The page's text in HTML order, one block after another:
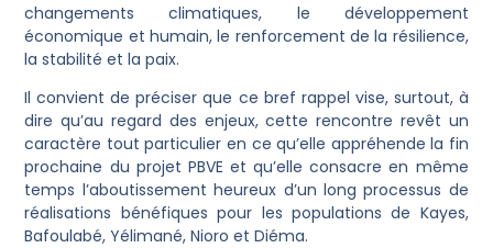
changements climatiques, le développement
économique et humain, le renforcement de la résilience,
la stabilité et la paix.
‎Il convient de préciser que ce bref rappel vise, surtout, à
dire qu’au regard des enjeux, cette rencontre revêt un
caractère tout particulier en ce qu’elle appréhende la fin
prochaine du projet PBVE et qu’elle consacre en même
temps l’aboutissement heureux d’un long processus de
réalisations bénéfiques pour les populations de Kayes,
Bafoulabé, Yélimané, Nioro et Diéma.